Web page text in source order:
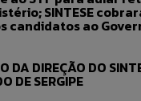
SINTESE
candidatos ao
DA DIREÇÃO DO
DE SERGIPE